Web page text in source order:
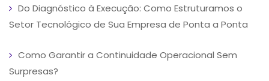
Do Diagnóstico à Execução: Como Estruturamos o
Setor Tecnológico de Sua Empresa de Ponta a Ponta
Como Garantir a Continuidade Operacional Sem
Surpresas?